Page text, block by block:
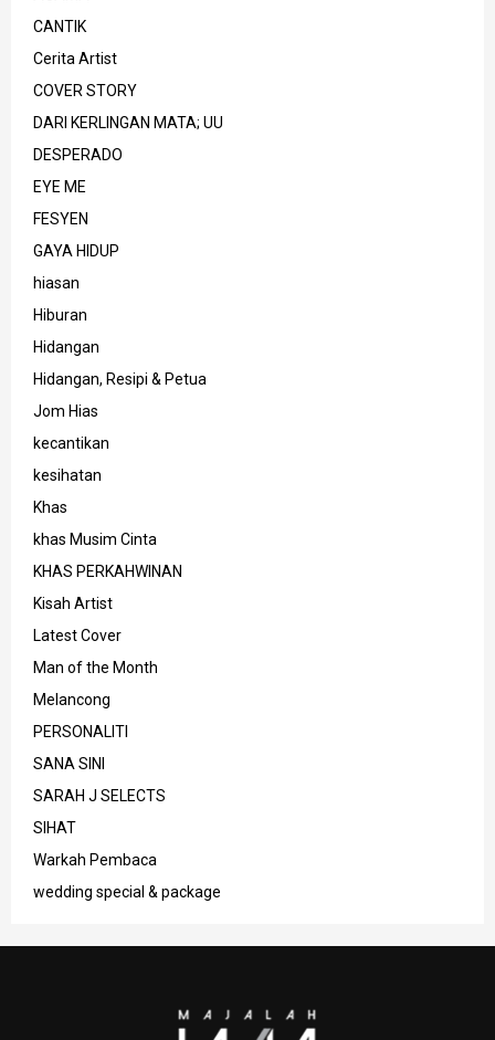
CANTIK
Cerita Artist
COVER STORY
DARI KERLINGAN MATA; UU
DESPERADO
EYE ME
FESYEN
GAYA HIDUP
hiasan
Hiburan
Hidangan
Hidangan, Resipi & Petua
Jom Hias
kecantikan
kesihatan
Khas
khas Musim Cinta
KHAS PERKAHWINAN
Kisah Artist
Latest Cover
Man of the Month
Melancong
PERSONALITI
SANA SINI
SARAH J SELECTS
SIHAT
Warkah Pembaca
wedding special & package